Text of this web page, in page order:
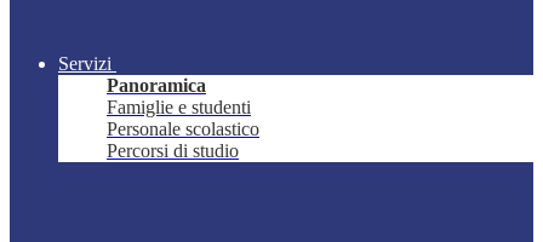
Servizi
Panoramica
Famiglie e studenti
Personale scolastico
Percorsi di studio